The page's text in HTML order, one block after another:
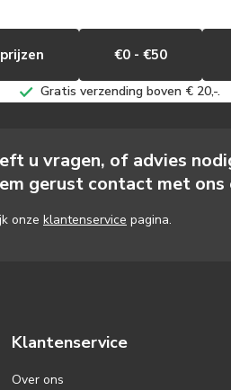
€0 - €50
Gratis verzending boven € 20,-.
u vragen, of advies
gerust contact met ons
onze klantenservice pagina.
Klantenservice
Over ons